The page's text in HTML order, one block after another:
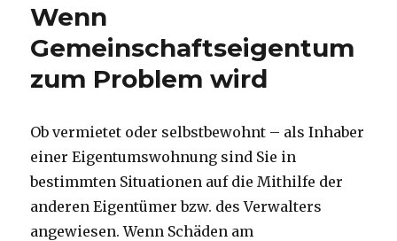
Wenn
Gemeinschaftseigentum
zum Problem wird
Ob vermietet oder selbstbewohnt – als Inhaber
einer Eigentumswohnung sind Sie in
bestimmten Situationen auf die Mithilfe der
anderen Eigentümer bzw. des Verwalters
angewiesen. Wenn Schäden am